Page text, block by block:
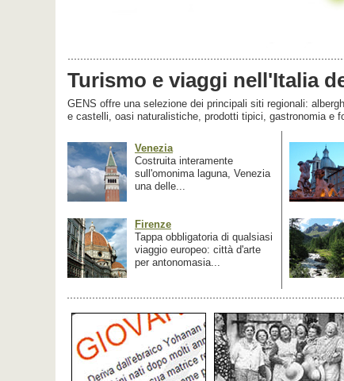
Turismo e viaggi nell'Italia
GENS offre una selezione dei principali siti regionali:
e castelli, oasi naturalistiche, prodotti tipici, gastronomia e
Venezia
Costruita interamente
sull'omonima laguna, Venezia
una delle...
Firenze
Tappa obbligatoria di qualsiasi
viaggio europeo: città d'arte
per antonomasia...